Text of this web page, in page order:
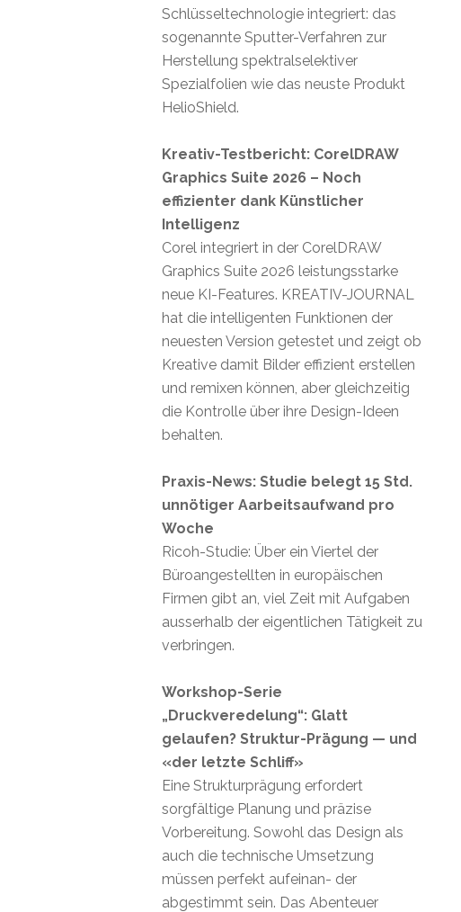
Schlüsseltechnologie integriert: das
sogenannte Sputter-Verfahren zur
Herstellung spektralselektiver
Spezialfolien wie das neuste Produkt
HelioShield.
Kreativ-Testbericht: CorelDRAW
Graphics Suite 2026 – Noch
effizienter dank Künstlicher
Intelligenz
Corel integriert in der CorelDRAW
Graphics Suite 2026 leistungsstarke
neue KI-Features. KREATIV-JOURNAL
hat die intelligenten Funktionen der
neuesten Version getestet und zeigt ob
Kreative damit Bilder effizient erstellen
und remixen können, aber gleichzeitig
die Kontrolle über ihre Design-Ideen
behalten.
Praxis-News: Studie belegt 15 Std.
unnötiger Aarbeitsaufwand pro
Woche
Ricoh-Studie: Über ein Viertel der
Büroangestellten in europäischen
Firmen gibt an, viel Zeit mit Aufgaben
ausserhalb der eigentlichen Tätigkeit zu
verbringen.
Workshop-Serie
„Druckveredelung“: Glatt
gelaufen? Struktur-Prägung — und
«der letzte Schliff»
Eine Strukturprägung erfordert
sorgfältige Planung und präzise
Vorbereitung. Sowohl das Design als
auch die technische Umsetzung
müssen perfekt aufeinan- der
abgestimmt sein. Das Abenteuer